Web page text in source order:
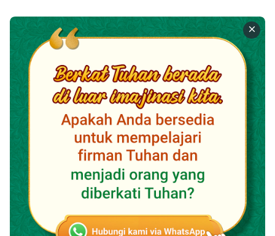
bangsa bukan Yahudi, bahkan atas mereka yang sudah
Kukutuk. Aku akan membiarkan semua orang melihat
bahwa Akulah Tuhan atas seluruh ciptaan. Inilah
pekerjaan terbesar-Ku, tujuan dari rencana
pekerjaan-Ku pada akhir zaman, dan satu-satunya
pekerjaan yang harus digenapi pada akhir zaman.
Dikutip dari "Pekerjaan Menyebarkan Injil Juga Merupakan
Pekerjaan Menyelamatkan Manusia" dalam "Firman
Menampakkan Diri dalam Rupa Manusia"